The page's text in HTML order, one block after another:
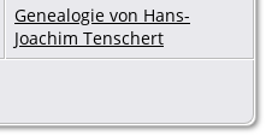
Genealogie von Hans-
Joachim Tenschert